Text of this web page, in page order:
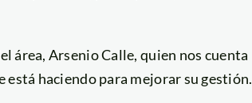
área, Arsenio Calle, quien nos cuenta
está haciendo para mejorar su gestión.